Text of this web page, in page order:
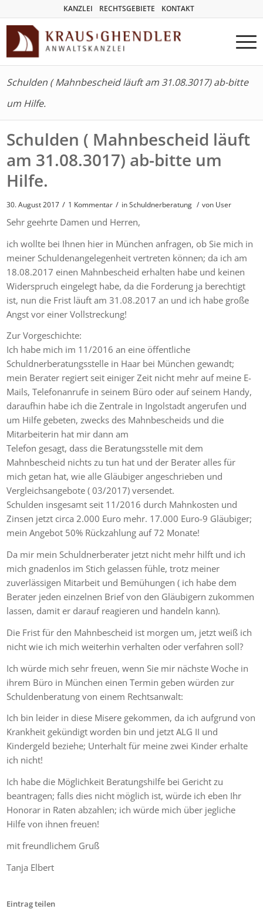
KANZLEI RECHTSGEBIETE KONTAKT
Schulden ( Mahnbescheid läuft am 31.08.3017) ab-bitte
um Hilfe.
Schulden ( Mahnbescheid läuft
am 31.08.3017) ab-bitte um
Hilfe.
30. August 2017 / 1 Kommentar / inSchuldnerberatung / von User
Sehr geehrte Damen und Herren,
ich wollte bei Ihnen hier in München anfragen, ob Sie mich in
meiner Schuldenangelegenheit vertreten können; da ich am
18.08.2017 einen Mahnbescheid erhalten habe und keinen
Widerspruch eingelegt habe, da die Forderung ja berechtigt
ist, nun die Frist läuft am 31.08.2017 an und ich habe große
Angst vor einer Vollstreckung!
Zur Vorgeschichte:
Ich habe mich im 11/2016 an eine öffentliche
Schuldnerberatungsstelle in Haar bei München gewandt;
mein Berater regiert seit einiger Zeit nicht mehr auf meine E-
Mails, Telefonanrufe in seinem Büro oder auf seinem Handy,
daraufhin habe ich die Zentrale in Ingolstadt angerufen und
um Hilfe gebeten, zwecks des Mahnbescheids und die
Mitarbeiterin hat mir dann am
Telefon gesagt, dass die Beratungsstelle mit dem
Mahnbescheid nichts zu tun hat und der Berater alles für
mich getan hat, wie alle Gläubiger angeschrieben und
Vergleichsangebote ( 03/2017) versendet.
Schulden insgesamt seit 11/2016 durch Mahnkosten und
Zinsen jetzt circa 2.000 Euro mehr. 17.000 Euro-9 Gläubiger;
mein Angebot 50% Rückzahlung auf 72 Monate!
Da mir mein Schuldnerberater jetzt nicht mehr hilft und ich
mich gnadenlos im Stich gelassen fühle, trotz meiner
zuverlässigen Mitarbeit und Bemühungen ( ich habe dem
Berater jeden einzelnen Brief von den Gläubigern zukommen
lassen, damit er darauf reagieren und handeln kann).
Die Frist für den Mahnbescheid ist morgen um, jetzt weiß ich
nicht wie ich mich weiterhin verhalten oder verfahren soll?
Ich würde mich sehr freuen, wenn Sie mir nächste Woche in
ihrem Büro in München einen Termin geben würden zur
Schuldenberatung von einem Rechtsanwalt:
Ich bin leider in diese Misere gekommen, da ich aufgrund von
Krankheit gekündigt worden bin und jetzt ALG II und
Kindergeld beziehe; Unterhalt für meine zwei Kinder erhalte
ich nicht!
Ich habe die Möglichkeit Beratungshilfe bei Gericht zu
beantragen; falls dies nicht möglich ist, würde ich eben Ihr
Honorar in Raten abzahlen; ich würde mich über jegliche
Hilfe von ihnen freuen!
mit freundlichem Gruß
Tanja Elbert
Eintrag teilen